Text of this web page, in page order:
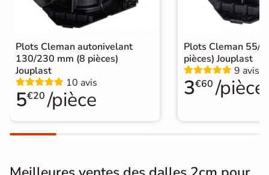
couleur
V4
Conditionnement Boite
Choix 1er Choix
A poser sur plot
Normes Certification CE
Plots Cleman autonivelant
130/230 mm (8 pièces)
Jouplast
10 avis
5€20 /pièce
Plots Cleman 55/
pièces) Jouplast
9 avis
3€60 /pièce